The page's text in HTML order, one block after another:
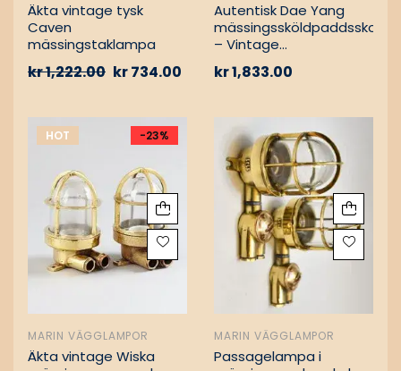
Äkta vintage tysk
Caven
mässingstaklampa
kr1,222.00 kr734.00
Autentisk Dae Yang
– Vintage
kr1,833.00
HOT -23%
MARIN VÄGGLAMPOR
Äkta vintage Wiska
MARIN VÄGGLAMPOR
Passagelampa i